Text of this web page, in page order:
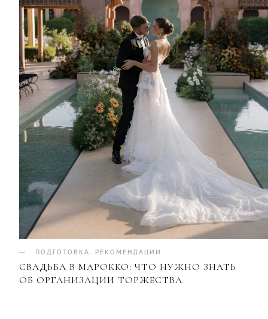
ПОДГОТОВКА РЕКОМЕНДАЦИИ
СВАДЬБА В МАРОККО: ЧТО НУЖНО ЗНАТЬ
ОБ ОРГАНИЗАЦИИ ТОРЖЕСТВА